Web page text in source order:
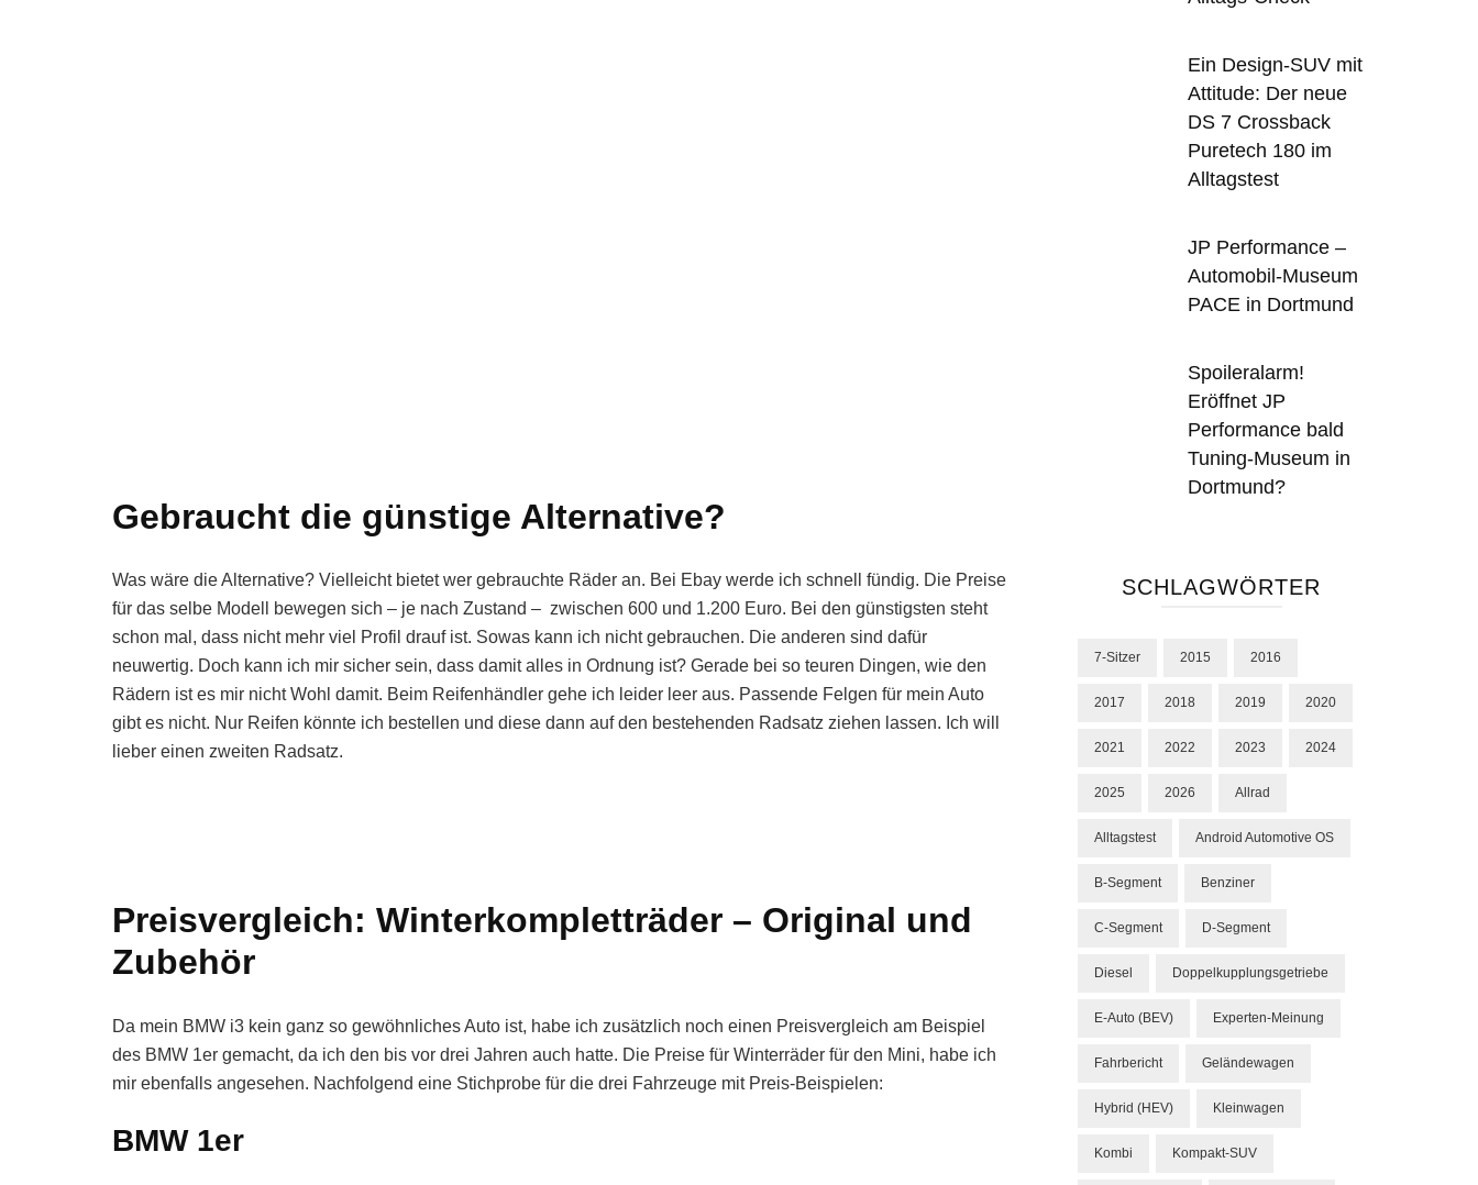
Gebraucht die günstige Alternative?
Was wäre die Alternative? Vielleicht bietet wer gebrauchte Räder an. Bei Ebay werde ich schnell fündig. Die Preise
für das selbe Modell bewegen sich – je nach Zustand – zwischen 600 und 1.200 Euro. Bei den günstigsten steht
schon mal, dass nicht mehr viel Profil drauf ist. Sowas kann ich nicht gebrauchen. Die anderen sind dafür
neuwertig. Doch kann ich mir sicher sein, dass damit alles in Ordnung ist? Gerade bei so teuren Dingen, wie den
Rädern ist es mir nicht Wohl damit. Beim Reifenhändler gehe ich leider leer aus. Passende Felgen für mein Auto
gibt es nicht. Nur Reifen könnte ich bestellen und diese dann auf den bestehenden Radsatz ziehen lassen. Ich will
lieber einen zweiten Radsatz.
Preisvergleich: Winterkompletträder – Original und
Zubehör
Da mein BMW i3 kein ganz so gewöhnliches Auto ist, habe ich zusätzlich noch einen Preisvergleich am Beispiel
des BMW 1er gemacht, da ich den bis vor drei Jahren auch hatte. Die Preise für Winterräder für den Mini, habe ich
mir ebenfalls angesehen. Nachfolgend eine Stichprobe für die drei Fahrzeuge mit Preis-Beispielen:
BMW 1er
Ein Design-SUV mit
Attitude: Der neue
DS 7 Crossback
Puretech 180 im
Alltagstest
JP Performance –
Automobil-Museum
PACE in Dortmund
Spoileralarm!
Eröffnet JP
Performance bald
Tuning-Museum in
Dortmund?
SCHLAGWÖRTER
7-Sitzer 2015 2016
2017 2018 2019 2020
2021 2022 2023 2024
2025 2026 Allrad
Alltagstest Android Automotive OS
B-Segment Benziner
C-Segment D-Segment
Diesel Doppelkupplungsgetriebe
E-Auto (BEV) Experten-Meinung
Fahrbericht Geländewagen
Hybrid (HEV) Kleinwagen
Kombi Kompakt-SUV